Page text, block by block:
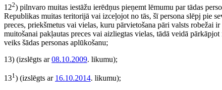
122) pilnvaro muitas iestāžu ierēdņus pieņemt lēmumu par tādas
Republikas muitas teritorijā vai izceļojot no tās, šī persona slēpj pie
preces, priekšmetus vai vielas, kuru pārvietošana pāri valsts robežai
muitošanai pakļautas preces vai aizliegtas vielas, tādā veidā
veiks šādas personas aplūkošanu;
13) (izslēgts ar08.10.2009. likumu);
131 ) (izslēgts ar 16.10.2014. likumu);